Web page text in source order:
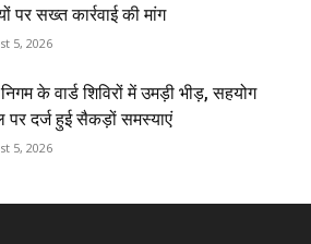
पर सख्त कार्रवाई की मांग
5, 2026
के वार्ड शिविरों में उमड़ी भीड़, सहयोग
पर दर्ज हुई सैकड़ों समस्याएं
5, 2026